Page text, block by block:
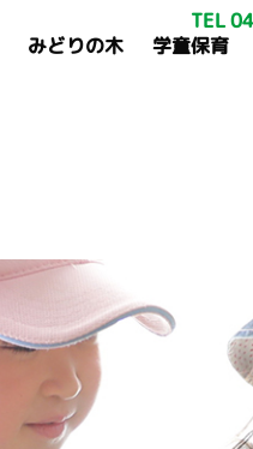
みどりの木 学童保育
TEL